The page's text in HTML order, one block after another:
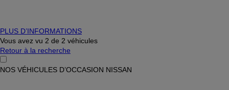
PLUS D’INFORMATIONS
Vous avez vu 2 de 2 véhicules
Retour à la recherche
NOS VÉHICULES D’OCCASION NISSAN